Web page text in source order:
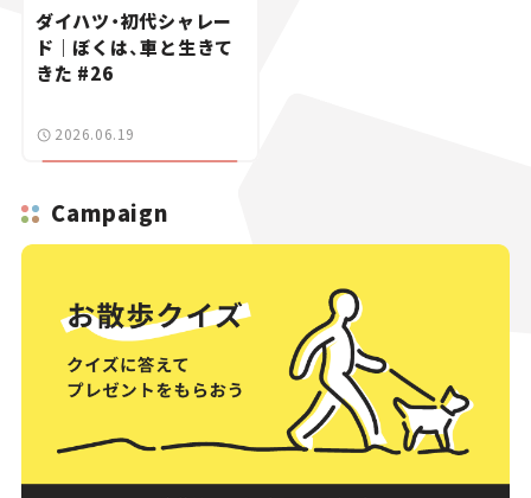
ダイハツ・初代シャレー
ド｜ぼくは、車と生きて
きた #26
2026.06.19
Campaign